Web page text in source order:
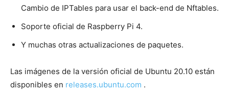
Cambio de IPTables para usar el back-end de Nftables.
Soporte oficial de Raspberry Pi 4.
Y muchas otras actualizaciones de paquetes.
Las imágenes de la versión oficial de Ubuntu 20.10 están
disponibles en releases.ubuntu.com .